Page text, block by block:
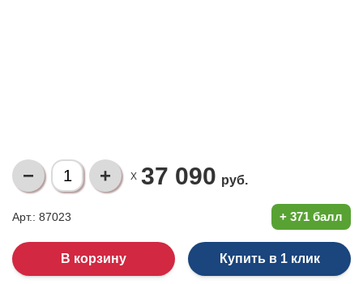
X 37 090 руб.
Арт.: 87023 + 371 балл
Купить в 1 клик